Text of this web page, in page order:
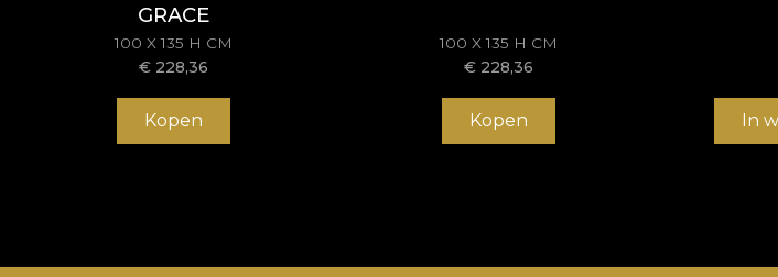
GRACE
100 X 135 H CM
€ 228,36
Kopen
100 X 135 H CM
€ 228,36
Kopen In